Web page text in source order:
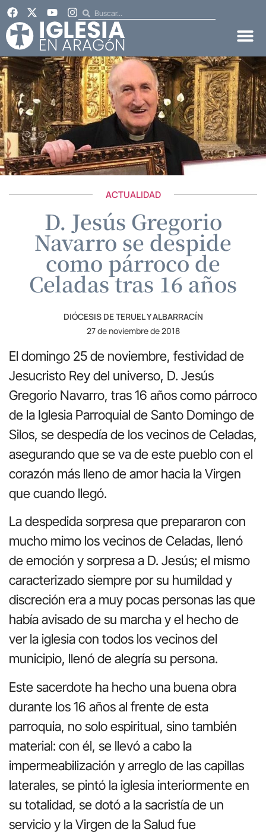
ACTUALIDAD
D. Jesús Gregorio
Navarro se despide
como párroco de
Celadas tras 16 años
DIÓCESIS DE TERUEL Y ALBARRACÍN
27 de noviembre de 2018
El domingo 25 de noviembre, festividad de
Jesucristo Rey del universo, D. Jesús
Gregorio Navarro, tras 16 años como párroco
de la Iglesia Parroquial de Santo Domingo de
Silos, se despedía de los vecinos de Celadas,
asegurando que se va de este pueblo con el
corazón más lleno de amor hacia la Virgen
que cuando llegó.
La despedida sorpresa que prepararon con
mucho mimo los vecinos de Celadas, llenó
de emoción y sorpresa a D. Jesús; el mismo
caracterizado siempre por su humildad y
discreción era a muy pocas personas las que
había avisado de su marcha y el hecho de
ver la iglesia con todos los vecinos del
municipio, llenó de alegría su persona.
Este sacerdote ha hecho una buena obra
durante los 16 años al frente de esta
parroquia, no solo espiritual, sino también
material: con él, se llevó a cabo la
impermeabilización y arreglo de las capillas
laterales, se pintó la iglesia interiormente en
su totalidad, se dotó a la sacristía de un
servicio y la Virgen de la Salud fue